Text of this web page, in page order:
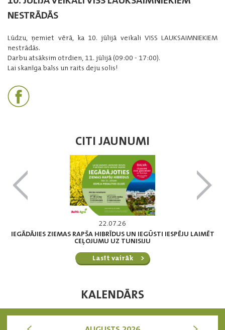
NESTRĀDĀS
Lūdzu, ņemiet vērā, ka 10. jūlijā veikali VISS LAUKSAIMNIEKIEM
nestrādās.
Darbu atsāksim otrdien, 11. jūlijā (09:00 - 17:00).
Lai skanīga balss un raits deju solis!
CITI JAUNUMI
22.07.26
IEGĀDĀJIES ZIEMAS RAPŠA HIBRĪDUS UN IEGŪSTI IESPĒJU LAIMĒT
CEĻOJUMU UZ TUNISIJU
Lasīt vairāk
KALENDĀRS